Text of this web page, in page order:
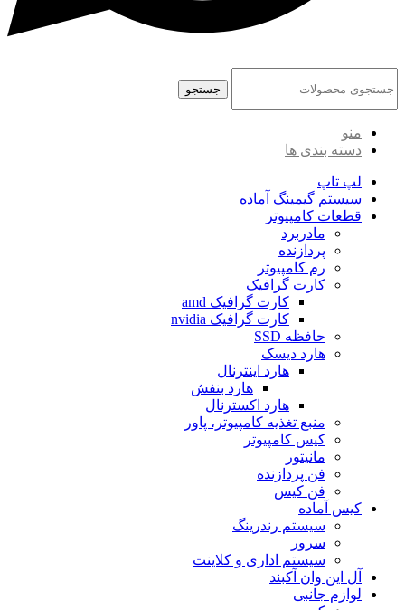
جستجو
منو
دسته بندی ها
لپ تاپ
سیستم گیمینگ آماده
قطعات کامپیوتر
مادربرد
پردازنده
رم کامپیوتر
کارت گرافیک
کارت گرافیک amd
کارت گرافیک nvidia
حافظه SSD
هارد دیسک
هارد اینترنال
هارد بنفش
هارد اکسترنال
منبع تغذیه کامپیوتر، پاور
کیس کامپیوتر
مانیتور
فن پردازنده
فن کیس
کیس آماده
سیستم رندرینگ
سرور
سیستم‌ اداری و کلاینت
آل این وان آکبند
لوازم جانبی